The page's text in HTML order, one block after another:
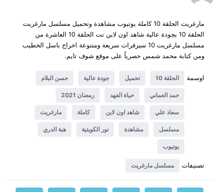
مارغريت الحلقة 10 كاملة يوتيوب مشاهدة وتحميل مسلسل مارغريت
الحلقة 10 بجودة عالية شاهد اون لاين نت الحلقة 10 العاشرة من
مسلسل مارغريت 10 سيرفرات سريعة ومتنوعة اخراج باسل الخطيب
ومن كتابة محمد شمس حصرياً على موقع شوف تايم.
اوسمة الحلقة 10 تحميل جودة عالية حسن البلام
حمد العماني حياة الفهد رمضان 2021
سعاد علي شاهد اون لاين كاملة مارغريت
مسلسل مشاهدة نور الكويتية هبة الدري
يوتيوب
تصنيفات مسلسل مارغريت